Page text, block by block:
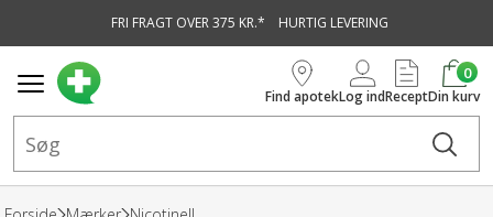
FRI FRAGT OVER 375 KR.* HURTIG LEVERING
Find apotekLog indRecept
0
Din kurv